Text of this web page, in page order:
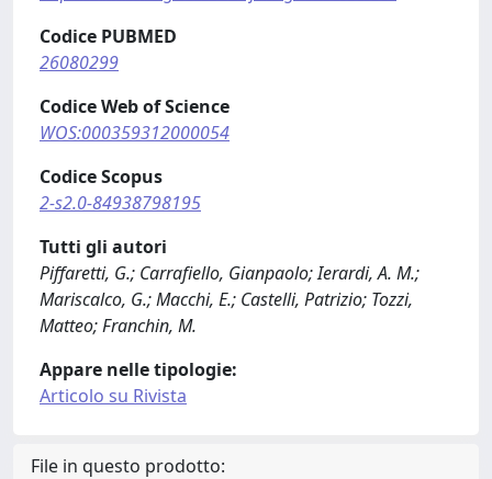
Codice PUBMED
26080299
Codice Web of Science
WOS:000359312000054
Codice Scopus
2-s2.0-84938798195
Tutti gli autori
Piffaretti, G.; Carrafiello, Gianpaolo; Ierardi, A. M.;
Mariscalco, G.; Macchi, E.; Castelli, Patrizio; Tozzi,
Matteo; Franchin, M.
Appare nelle tipologie:
Articolo su Rivista
File in questo prodotto: